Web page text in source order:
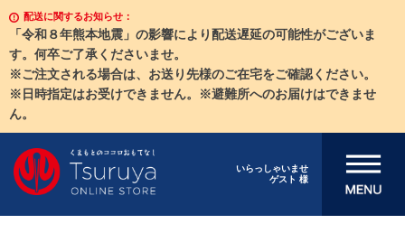
配送に関するお知らせ：
「令和８年熊本地震」の影響により配送遅延の可能性がございま
す。何卒ご了承くださいませ。
※ご注文される場合は、お送り先様のご在宅をご確認ください。
※日時指定はお受けできません。※避難所へのお届けはできませ
ん。
いらっしゃいませ
ゲスト 様
メニューを開